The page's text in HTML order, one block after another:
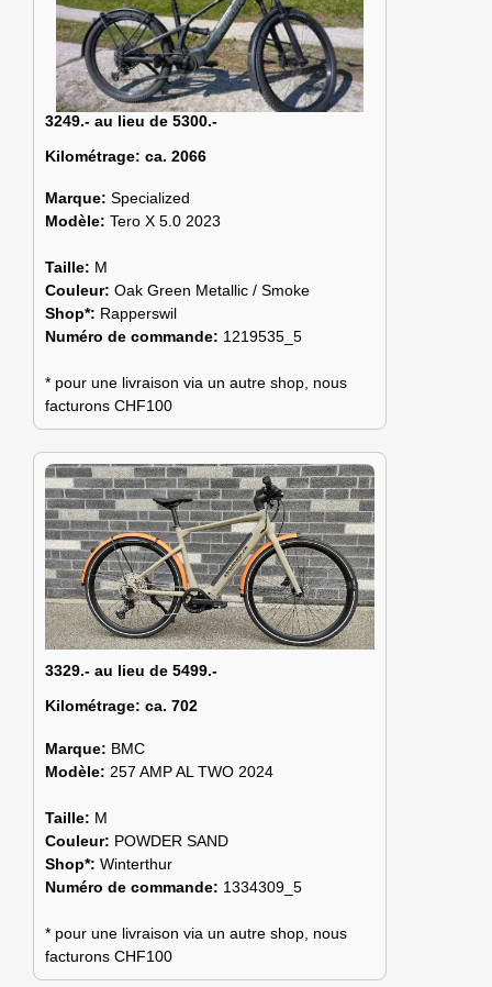
3249.- au lieu de 5300.-
Kilométrage: ca. 2066
Marque: Specialized
Modèle: Tero X 5.0 2023
Taille: M
Couleur: Oak Green Metallic / Smoke
Shop*: Rapperswil
Numéro de commande: 1219535_5
* pour une livraison via un autre shop, nous
facturons CHF100
3329.- au lieu de 5499.-
Kilométrage: ca. 702
Marque: BMC
Modèle: 257 AMP AL TWO 2024
Taille: M
Couleur: POWDER SAND
Shop*: Winterthur
Numéro de commande: 1334309_5
* pour une livraison via un autre shop, nous
facturons CHF100